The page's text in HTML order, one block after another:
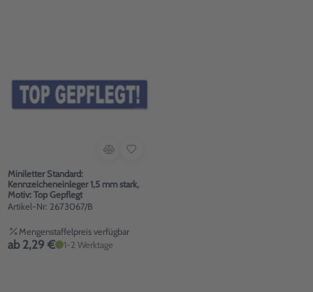
Miniletter Standard:
Kennzeicheneinleger 1,5 mm stark,
Motiv: Top Gepflegt
Artikel-Nr: 2673067/B
Mengenstaffelpreis verfügbar
ab 2,29 € 1-2 Werktage